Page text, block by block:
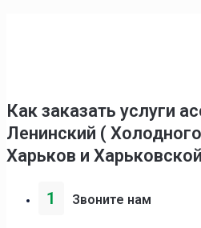
Как заказать услуги
Ленинский (
Харьков и
1 Звоните нам